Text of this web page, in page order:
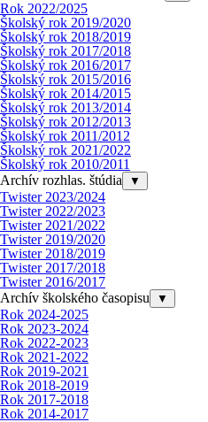
Rok 2022/2025
Školský rok 2019/2020
Školský rok 2018/2019
Školský rok 2017/2018
Školský rok 2016/2017
Školský rok 2015/2016
Školský rok 2014/2015
Školský rok 2013/2014
Školský rok 2012/2013
Školský rok 2011/2012
Školský rok 2021/2022
Školský rok 2010/2011
Archív rozhlas. štúdia
▼
Twister 2023/2024
Twister 2022/2023
Twister 2021/2022
Twister 2019/2020
Twister 2018/2019
Twister 2017/2018
Twister 2016/2017
Archív školského časopisu
▼
Rok 2024-2025
Rok 2023-2024
Rok 2022-2023
Rok 2021-2022
Rok 2019-2021
Rok 2018-2019
Rok 2017-2018
Rok 2014-2017